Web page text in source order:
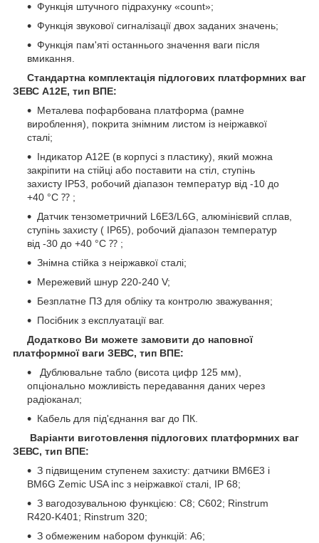
Функція штучного підрахунку «count»;
Функція звукової сигналізації двох заданих значень;
Функція пам'яті останнього значення ваги після
вмикання.
Стандартна комплектація підлогових платформних ваг
ЗЕВС А12Е, тип ВПЕ:
Металева пофарбована платформа (рамне
вироблення), покрита знімним листом із неіржавкої
сталі;
Індикатор А12Е (в корпусі з пластику), який можна
закріпити на стійці або поставити на стіл, ступінь
захисту IP53, робочий діапазон температур від -10 до
+40 °C ⁇ ;
Датчик тензометричний L6E3/L6G, алюмінієвий сплав,
ступінь захисту ( IP65), робочий діапазон температур
від -30 до +40 °C ⁇ ;
Знімна стійка з неіржавкої сталі;
Мережевий шнур 220-240 V;
Безплатне ПЗ для обліку та контролю зважування;
Посібник з експлуатації ваг.
Додатково Ви можете замовити до наповної
платформної ваги ЗЕВС, тип ВПЕ:
Дублювальне табло (висота цифр 125 мм),
опціонально можливість передавання даних через
радіоканал;
Кабель для під'єднання ваг до ПК.
Варіанти виготовлення підлогових платформних ваг
ЗЕВС, тип ВПЕ:
З підвищеним ступенем захисту: датчики BM6E3 і
BM6G Zemic USA inc з неіржавкої сталі, IP 68;
З вагодозувальною функцією: С8; С602; Rinstrum
R420-K401; Rinstrum 320;
З обмеженим набором функцій: А6;